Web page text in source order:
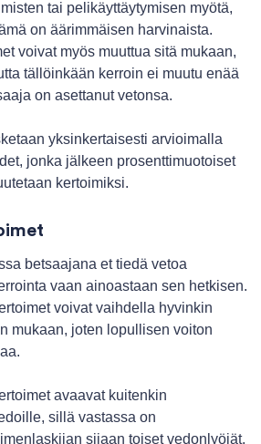
tai pelikäyttäytymisen myötä,
on äärimmäisen harvinaista.
voivat myös muuttua sitä mukaan,
tällöinkään kerroin ei muutu enää
on asettanut vetonsa.
yksinkertaisesti arvioimalla
jonka jälkeen prosenttimuotoiset
kertoimiksi.
betsaajana et tiedä vetoa
vaan ainoastaan sen hetkisen.
voivat vaihdella hyvinkin
mukaan, joten lopullisen voiton
avaavat kuitenkin
sillä vastassa on
sijaan toiset vedonlyöjät.